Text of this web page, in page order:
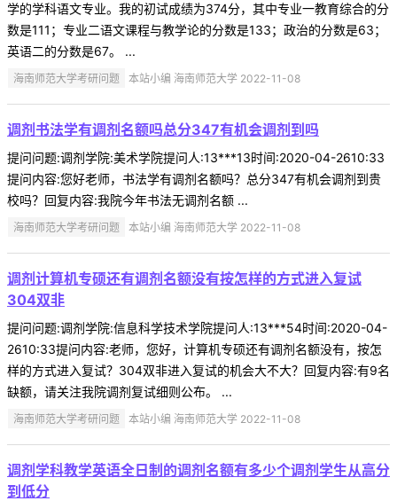
学的学科语文专业。我的初试成绩为374分，其中专业一教育综合的分
数是111；专业二语文课程与教学论的分数是133；政治的分数是63；
英语二的分数是67。 ...
海南师范大学考研问题 本站小编 海南师范大学 2022-11-08
调剂书法学有调剂名额吗总分347有机会调剂到吗
提问问题:调剂学院:美术学院提问人:13***13时间:2020-04-2610:33
提问内容:您好老师，书法学有调剂名额吗？总分347有机会调剂到贵
校吗？回复内容:我院今年书法无调剂名额 ...
海南师范大学考研问题 本站小编 海南师范大学 2022-11-08
调剂计算机专硕还有调剂名额没有按怎样的方式进入复试
304双非
提问问题:调剂学院:信息科学技术学院提问人:13***54时间:2020-04-
2610:33提问内容:老师，您好，计算机专硕还有调剂名额没有，按怎
样的方式进入复试？304双非进入复试的机会大不大？回复内容:有9名
缺额，请关注我院调剂复试细则公布。 ...
海南师范大学考研问题 本站小编 海南师范大学 2022-11-08
调剂学科教学英语全日制的调剂名额有多少个调剂学生从高分
到低分